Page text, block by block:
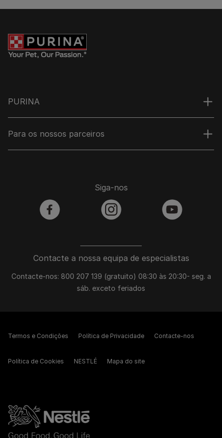
PURINA
Para os nossos parceiros
Contacte a nossa equipa de especialistas
Contacte-nos: 800 207 139 (gratuito) 08:30 às 20:30- seg. a
sáb. exceto feriados
Siga-nos
facebook instagram youtube
Termos e Condições Política de Privacidade Contacte-nos
Política de Cookies NESTLÉ Mapa do site